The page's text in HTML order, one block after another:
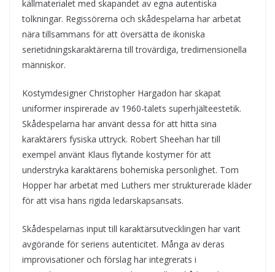
källmaterialet med skapandet av egna autentiska
tolkningar. Regissörerna och skådespelarna har arbetat
nära tillsammans för att översätta de ikoniska
serietidningskaraktärerna till trovärdiga, tredimensionella
människor.
Kostymdesigner Christopher Hargadon har skapat
uniformer inspirerade av 1960-talets superhjälteestetik.
Skådespelarna har använt dessa för att hitta sina
karaktärers fysiska uttryck. Robert Sheehan har till
exempel använt Klaus flytande kostymer för att
understryka karaktärens bohemiska personlighet. Tom
Hopper har arbetat med Luthers mer strukturerade kläder
för att visa hans rigida ledarskapsansats.
Skådespelarnas input till karaktärsutvecklingen har varit
avgörande för seriens autenticitet. Många av deras
improvisationer och förslag har integrerats i